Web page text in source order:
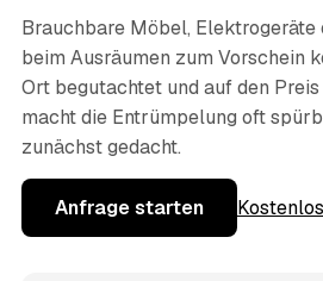
Brauchbare Möbel, Elektrogeräte
beim Ausräumen zum Vorschein
Ort begutachtet und auf den
macht die Entrümpelung oft
zunächst gedacht.
Anfrage starten